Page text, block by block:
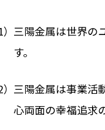
三陽金属は世界の
す。
三陽金属は事業活
心両面の幸福追求